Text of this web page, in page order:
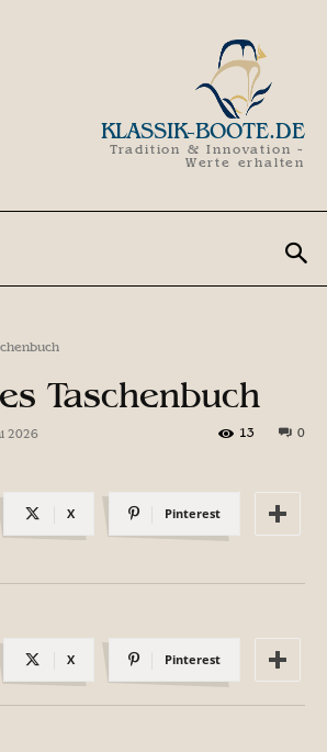
KLASSIK-BOOTE.DE
Tradition & Innovation -
Werte erhalten
Taschenbuch
2026 0
13
X Pinterest
X Pinterest